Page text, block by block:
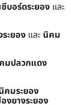
บอร์ดระยอง และ
ะยอง และ นิคม
มปลวกแดง
คมระยอง
งยางระยอง